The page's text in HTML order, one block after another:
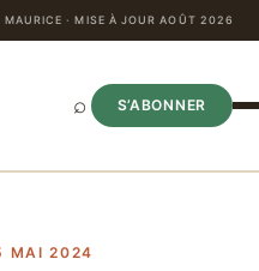
MAURICE · MISE À JOUR AOÛT 2026
⌕ S’ABONNER
MAI 2024